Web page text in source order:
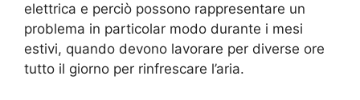
elettrica e perciò possono rappresentare un
problema in particolar modo durante i mesi
estivi, quando devono lavorare per diverse ore
tutto il giorno per rinfrescare l’aria.